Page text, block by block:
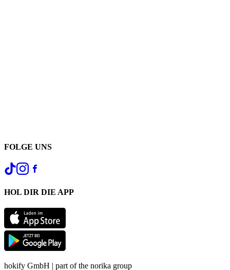
FOLGE UNS
HOL DIR DIE APP
hokify GmbH | part of the norika group